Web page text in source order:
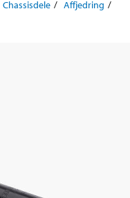
Chassisdele
Affjedring